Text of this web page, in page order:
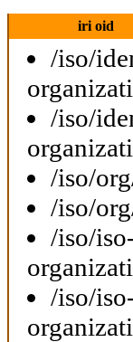
iri oid
/iso/
/iso/
/iso/
/iso/
/iso/
/iso/